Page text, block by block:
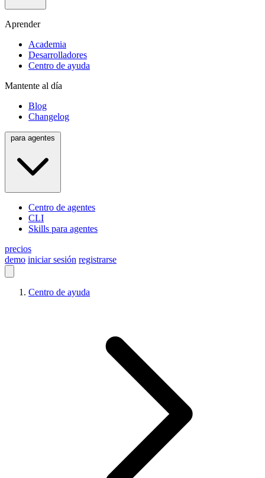
Aprender
Academia
Desarrolladores
Centro de ayuda
Mantente al día
Blog
Changelog
Centro de agentes
CLI
Skills para agentes
precios
demo iniciar sesión registrarse
Centro de ayuda